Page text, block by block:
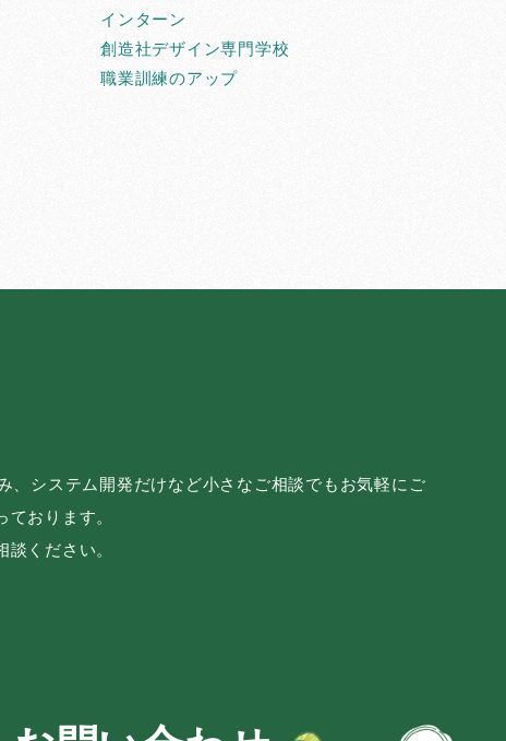
インターン
創造社デザイン専門学校
職業訓練のアップ
、システム開発だけなど小さなご相談でもお気軽にご
おります。
ください。